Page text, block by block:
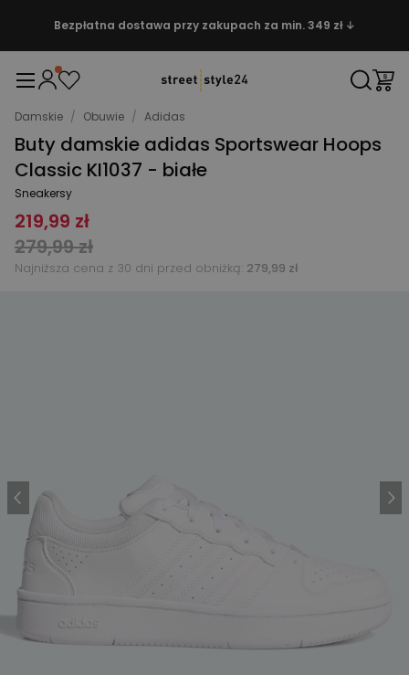
Bezpłatna dostawa przy zakupach za min. 349 zł ↓
Damskie / Obuwie / Adidas
Buty damskie adidas Sportswear Hoops
Classic KI1037 - białe
Sneakersy
219,99 zł
279,99 zł
Najniższa cena z 30 dni przed obniżką: 279,99 zł